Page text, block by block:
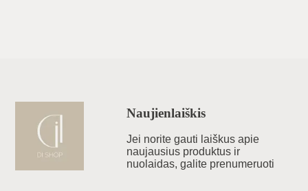
Naujienlaiškis
Jei norite gauti laiškus apie
naujausius produktus ir
nuolaidas, galite prenumeruoti